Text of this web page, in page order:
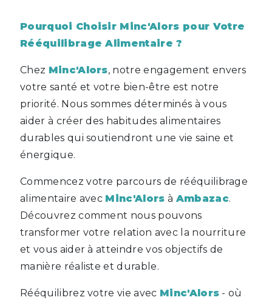
Pourquoi Choisir Minc'Alors pour Votre
Rééquilibrage Alimentaire ?
Chez Minc'Alors, notre engagement envers
votre santé et votre bien-être est notre
priorité. Nous sommes déterminés à vous
aider à créer des habitudes alimentaires
durables qui soutiendront une vie saine et
énergique.
Commencez votre parcours de rééquilibrage
alimentaire avec Minc'Alors à Ambazac.
Découvrez comment nous pouvons
transformer votre relation avec la nourriture
et vous aider à atteindre vos objectifs de
manière réaliste et durable.
Rééquilibrez votre vie avec Minc'Alors - où